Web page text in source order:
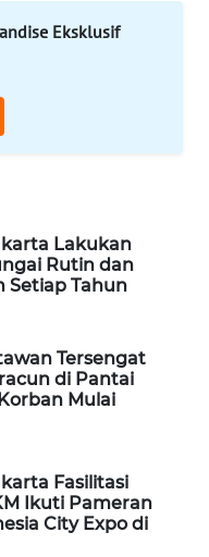
Eksklusif
Lakukan
Rutin dan
Setiap Tahun
Tersengat
di Pantai
Mulai
Fasilitasi
Ikuti Pameran
City Expo di